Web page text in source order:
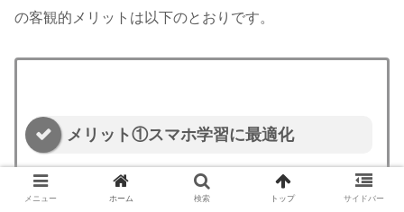
の客観的メリットは以下のとおりです。
メリット①スマホ学習に最適化
おすすめポイントは何といってもこれまでの通信教
メニュー ホーム 検索 トップ サイドバー